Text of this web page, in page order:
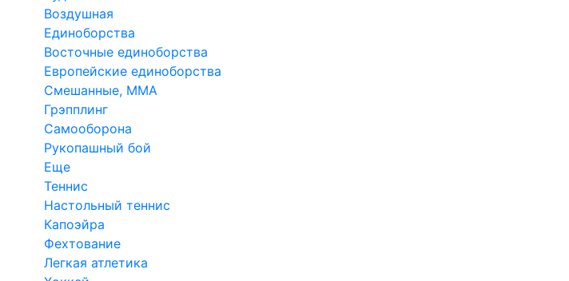
Воздушная
Единоборства
Восточные единоборства
Европейские единоборства
Смешанные, ММА
Грэпплинг
Самооборона
Рукопашный бой
Еще
Теннис
Настольный теннис
Капоэйра
Фехтование
Легкая атлетика